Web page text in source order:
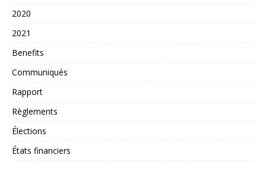
2020
2021
Benefits
Communiqués
Rapport
Règlements
Élections
États financiers